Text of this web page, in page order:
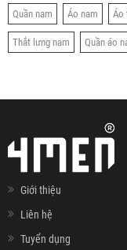
Quần nam Áo nam Áo
Thắt lưng nam Quần áo
Giới thiệu
Liên hệ
Tuyển dụng